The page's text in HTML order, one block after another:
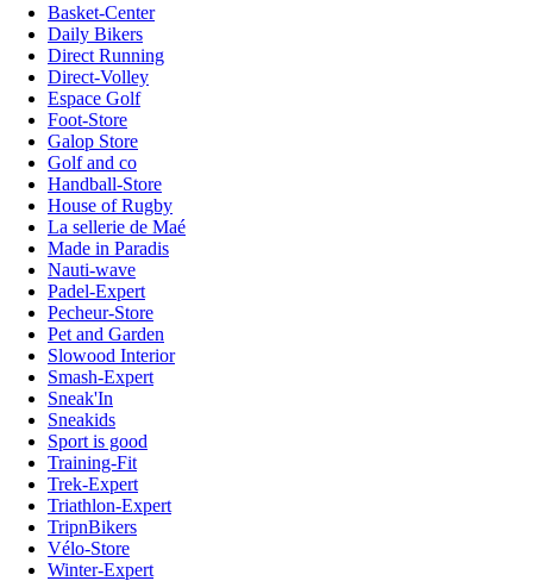
Basket-Center
Daily Bikers
Direct Running
Direct-Volley
Espace Golf
Foot-Store
Galop Store
Golf and co
Handball-Store
House of Rugby
La sellerie de Maé
Made in Paradis
Nauti-wave
Padel-Expert
Pecheur-Store
Pet and Garden
Slowood Interior
Smash-Expert
Sneak'In
Sneakids
Sport is good
Training-Fit
Trek-Expert
Triathlon-Expert
TripnBikers
Vélo-Store
Winter-Expert